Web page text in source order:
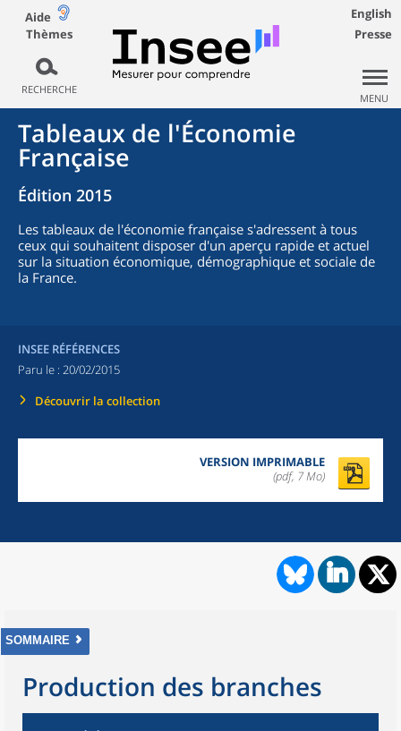
Aide
Thèmes
RECHERCHE
English
Presse
MENU
Tableaux de l'Économie
Française
Édition 2015
Les tableaux de l'économie française s'adressent à tous
ceux qui souhaitent disposer d'un aperçu rapide et actuel
sur la situation économique, démographique et sociale de
la France.
INSEE RÉFÉRENCES
Paru le : 20/02/2015
Découvrir la collection
VERSION IMPRIMABLE
(pdf, 7 Mo)
SOMMAIRE
Production des branches